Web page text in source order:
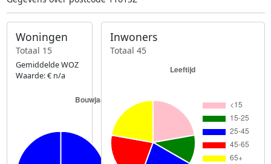
Woningen
Totaal 15
Gemiddelde WOZ
Waarde: € n/a
Inwoners
Totaal 45